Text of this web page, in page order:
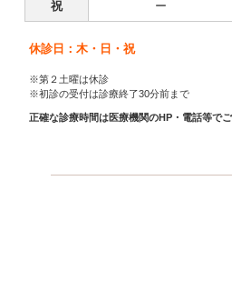
祝 ー
休診日：木・日・祝
※第２土曜は休診
※初診の受付は診療終了30分前まで
正確な診療時間は医療機関のHP・電話等で